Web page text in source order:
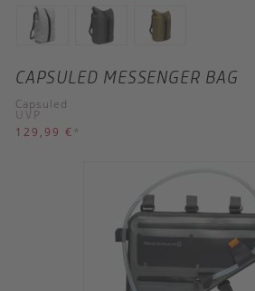
CAPSULED MESSENGER BAG
Capsuled
UVP
129,99 € *